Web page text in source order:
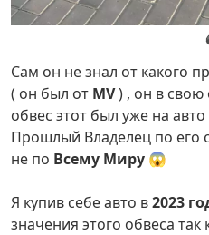
Сам он не знал от какого
( он был от MV) , он в свою
обвес этот был уже на
Прошлый Владелец по его
не по Всему Миру 😱
Я купив себе авто в2023
значения этого обвеса так